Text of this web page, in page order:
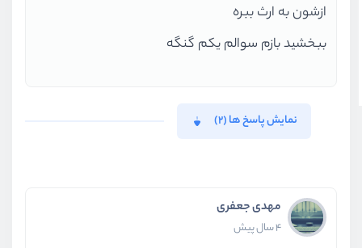
ازشون به ارث ببره
ببخشید بازم سوالم یکم گنگه
نمایش پاسخ ها (2)
مهدی جعفری
4 سال پیش